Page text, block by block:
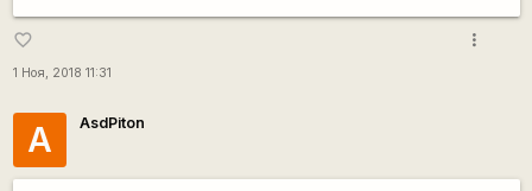
favorite_border
1 Ноя, 2018 11:31
more_vert
A AsdPiton